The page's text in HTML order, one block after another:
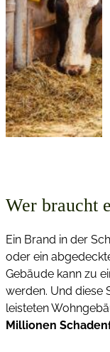
Wer braucht
Ein Brand in der
oder ein
Gebäude kann zu
werden. Und diese
leisteten
Millionen